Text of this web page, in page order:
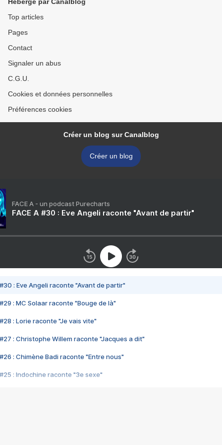
Top articles
Pages
Contact
Signaler un abus
C.G.U.
Cookies et données personnelles
Préférences cookies
Créer un blog sur Canalblog
Créer un blog
FACE A - un podcast Purecharts
FACE A #30 : Eve Angeli raconte "Avant de partir"
#30 : Eve Angeli raconte "Avant de partir"
#29 : MC Solaar raconte "Bouge de là"
#28 : Lorie raconte "Je vais vite"
#27 : Christophe Willem raconte "Jacques a dit"
#26 : Chimène Badi raconte "Entre nous"
#25 : Indochine raconte "3e sexe"